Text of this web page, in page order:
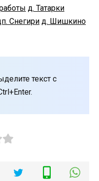
д. Татарки
Снегири д. Шишкино
текст с